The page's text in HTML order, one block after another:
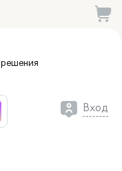
решения
Вход